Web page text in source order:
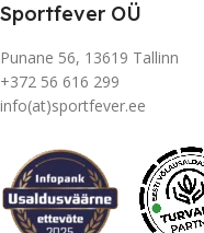
Sportfever OÜ
Punane 56, 13619 Tallinn
+372 56 616 299
info(at)sportfever.ee